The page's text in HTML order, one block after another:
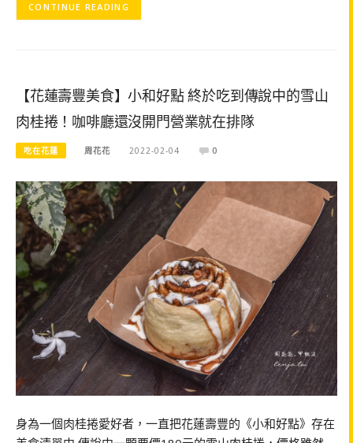
CONTINUE READING
【花蓮壽豐美食】小和好點 終於吃到傳說中的雪山
肉桂捲！咖啡廳還沒開門營業就在排隊
吃在花蓮 周花花 2022-02-04 0
身為一個肉桂捲愛好者，一直把花蓮壽豐的《小和好點》存在